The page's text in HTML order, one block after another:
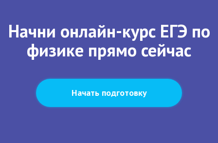
Начни онлайн-курс ЕГЭ по
физике прямо сейчас
Начать подготовку